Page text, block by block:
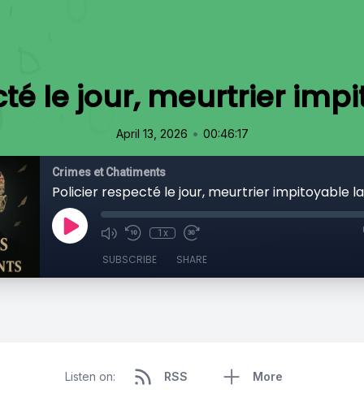
le jour, meurtrier
April 13, 2026 • 00:46:17
Crimes et Chatiments
Policier respecté le jour, meurtrier impitoyable
1x
SUBSCRIBE SHARE
Listen on: RSS More